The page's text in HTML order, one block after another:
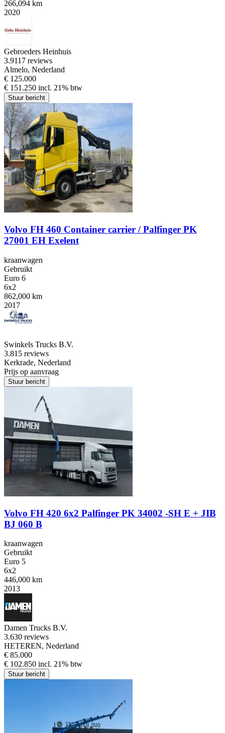
266,094 km
2020
Gebroeders Heinhuis
3.9117 reviews
Almelo, Nederland
€ 125.000
€ 151.250 incl. 21% btw
Stuur bericht
Volvo FH 460 Container carrier / Palfinger PK
27001 EH Exelent
kraanwagen
Gebruikt
Euro 6
6x2
862,000 km
2017
Swinkels Trucks B.V.
3.815 reviews
Kerkrade, Nederland
Prijs op aanvraag
Stuur bericht
Volvo FH 420 6x2 Palfinger PK 34002 -SH E + JIB
BJ 060 B
kraanwagen
Gebruikt
Euro 5
6x2
446,000 km
2013
Damen Trucks B.V.
3.630 reviews
HETEREN, Nederland
€ 85.000
€ 102.850 incl. 21% btw
Stuur bericht